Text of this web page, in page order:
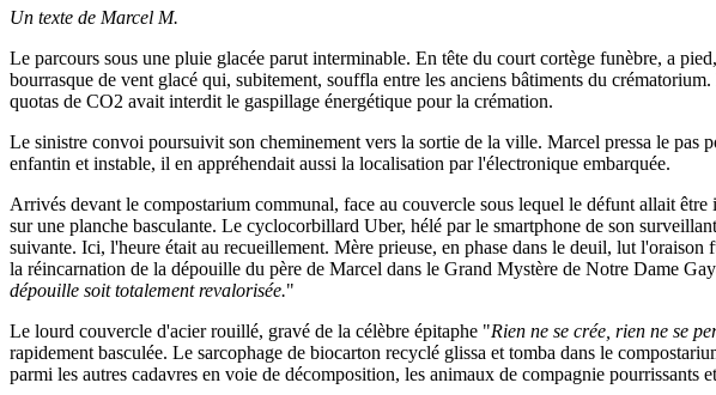
Un texte de Marcel M.
Le parcours sous une pluie glacée parut interminable. En tête du court cortège funèbre, a
bourrasque de vent glacé qui, subitement, souffla entre les anciens bâtiments du
quotas de CO2 avait interdit le gaspillage énergétique pour la crémation.
Le sinistre convoi poursuivit son cheminement vers la sortie de la ville. Marcel pressa le
enfantin et instable, il en appréhendait aussi la localisation par l'électronique embarquée.
Arrivés devant le compostarium communal, face au couvercle sous lequel le défunt allait
sur une planche basculante. Le cyclocorbillard Uber, hélé par le smartphone de son
suivante. Ici, l'heure était au recueillement. Mère prieuse, en phase dans le deuil, lut l'oraison
la réincarnation de la dépouille du père de Marcel dans le Grand Mystère de Notre Dame
dépouille soit totalement revalorisée."
Le lourd couvercle d'acier rouillé, gravé de la célèbre épitaphe "Rien ne se crée, rien ne se
rapidement basculée. Le sarcophage de biocarton recyclé glissa et tomba dans le
parmi les autres cadavres en voie de décomposition, les animaux de compagnie